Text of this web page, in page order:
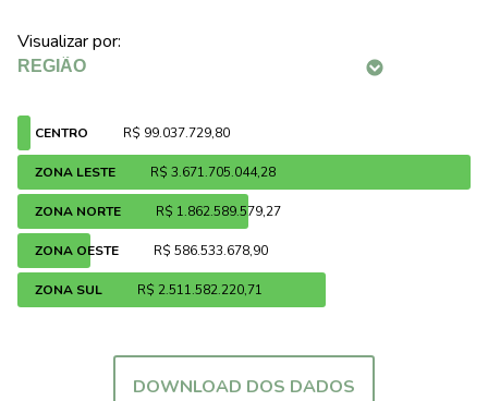
Visualizar por:
CENTRO R$ 99.037.729,80
ZONA LESTE R$ 3.671.705.044,28
ZONA NORTE R$ 1.862.589.579,27
ZONA OESTE R$ 586.533.678,90
ZONA SUL R$ 2.511.582.220,71
DOWNLOAD DOS DADOS